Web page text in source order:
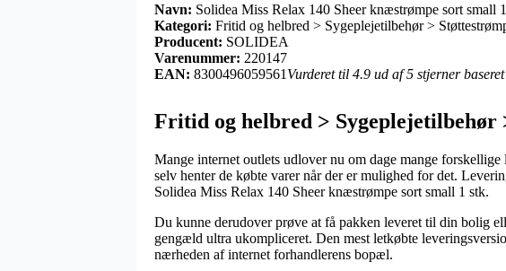
Navn: Solidea Miss Relax 140 Sheer knæstrømpe sort small
Kategori: Fritid og helbred > Sygeplejetilbehør >
Producent: SOLIDEA
Varenummer: 220147
EAN: 8300496059561 Vurderet til 4.9 ud af 5 stjerner
Fritid og helbred >
Mange internet outlets udlover nu om dage mange
selv henter de købte varer når der er mulighed for det.
Solidea Miss Relax 140 Sheer knæstrømpe sort small 1 stk.
Du kunne derudover prøve at få pakken leveret til din bolig
gengæld ultra ukompliceret. Den mest letkøbte
nærheden af internet forhandlerens bopæl.